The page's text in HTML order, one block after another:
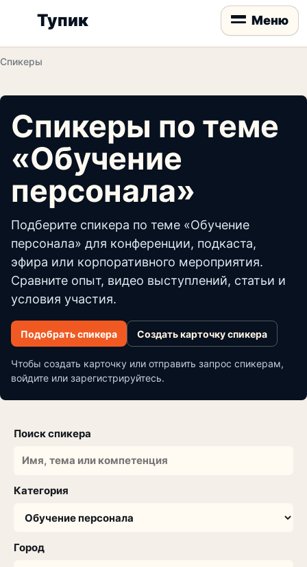
Тупик Меню
Спикеры
Спикеры по теме
«Обучение
персонала»
Подберите спикера по теме «Обучение
персонала» для конференции, подкаста,
эфира или корпоративного мероприятия.
Сравните опыт, видео выступлений, статьи и
условия участия.
Подобрать спикера Создать карточку спикера
Чтобы создать карточку или отправить запрос спикерам,
войдите или зарегистрируйтесь.
Поиск спикера
Категория
Город